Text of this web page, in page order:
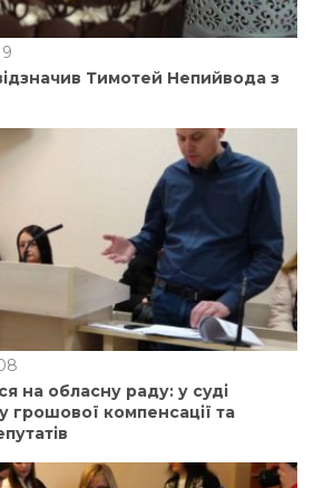
Тимотей Непийвода з
на обласну раду: у суді
грошової компенсації та